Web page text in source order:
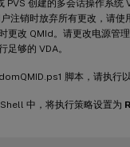
PVS 创建的多会话操作系统
注销时放弃所有更改，请使
更改 QMId。请更改电源管
足够的 VDA。
脚本，请执行
中，将执行策略设置为